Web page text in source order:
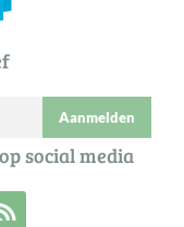
Aanmelden
social media
op Twitter
de Buik op Instagram